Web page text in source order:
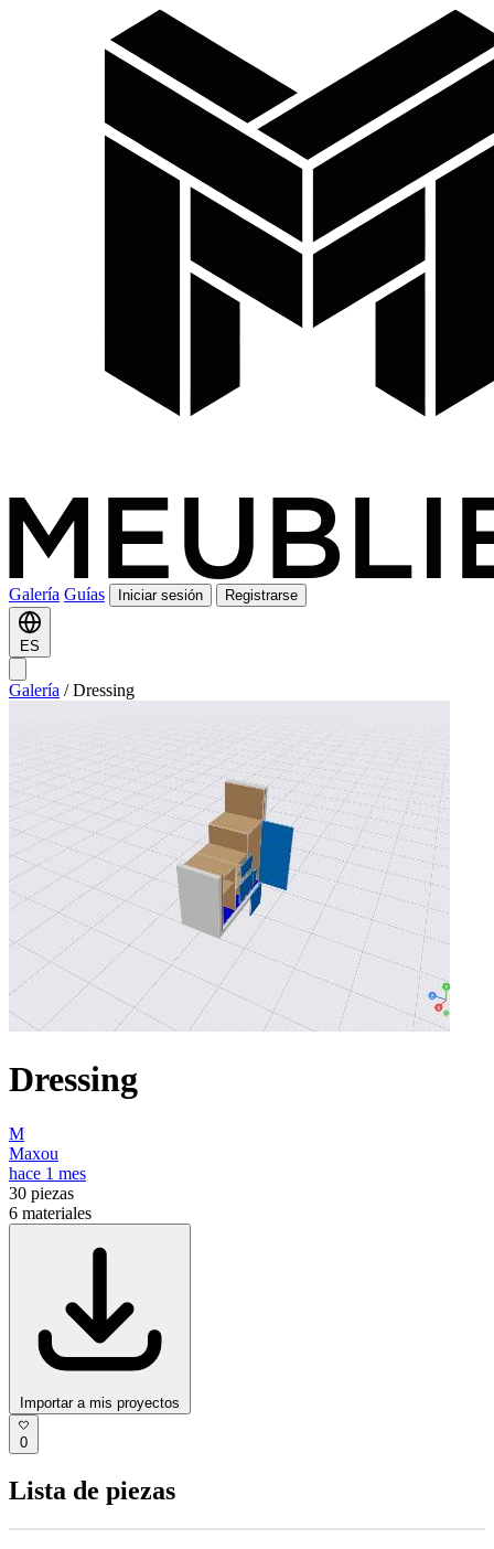
Galería Guías Iniciar sesión Registrarse
ES
Galería / Dressing
Dressing
M
Maxou
hace 1 mes
30 piezas
6 materiales
Importar a mis proyectos
0
Lista de piezas